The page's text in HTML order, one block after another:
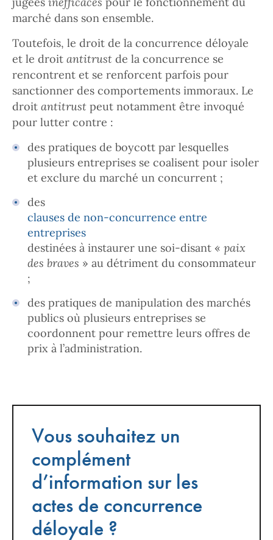
marché dans son ensemble.
Toutefois, le droit de la concurrence déloyale
et le droit antitrust de la concurrence se
rencontrent et se renforcent parfois pour
sanctionner des comportements immoraux. Le
droit antitrust peut notamment être invoqué
pour lutter contre :
des pratiques de boycott par lesquelles
plusieurs entreprises se coalisent pour isoler
et exclure du marché un concurrent ;
des
clauses de non-concurrence entre
entreprises
destinées à instaurer une soi-disant « paix
des braves » au détriment du consommateur
;
des pratiques de manipulation des marchés
publics où plusieurs entreprises se
coordonnent pour remettre leurs offres de
prix à l’administration.
Vous souhaitez un
complément
d’information sur les
actes de concurrence
déloyale ?